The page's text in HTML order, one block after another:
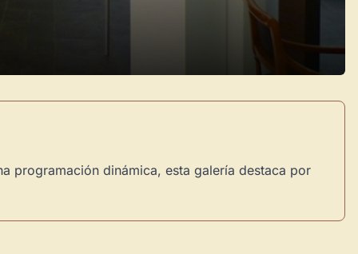
programación dinámica, esta galería destaca por